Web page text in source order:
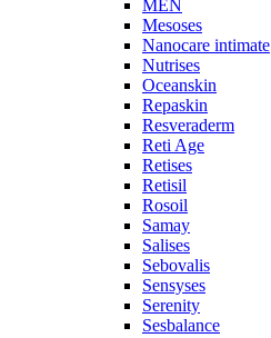
MEN
Mesoses
Nanocare intimate
Nutrises
Oceanskin
Repaskin
Resveraderm
Reti Age
Retises
Retisil
Rosoil
Samay
Salises
Sebovalis
Sensyses
Serenity
Sesbalance